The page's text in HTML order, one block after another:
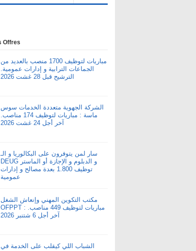
Offres
مباريات لتوظيف 1700 منصب بالعديد من
الجماعات الترابية و إدارات عمومية.
الترشيح قبل 28 غشت 2026
الشركة الجهوية متعددة الخدمات سوس
ماسة : مباريات لتوظيف 174 مناصب.
آخر أجل 24 غشت 2026
سار لمن يتوفرون على البكالوريا و الـ
DEUG و الدبلوم و الإجازة أو الماستر
توظيف 1.800 بعدة مصالح و إدارات
عمومية
مكتب التكوين المهني وإنعاش الشغل
OFPPT : مباريات لتوظيف 449 مناصب.
آخر أجل 6 شتنبر 2026
الشباب اللي كيقلب على الخدمة في